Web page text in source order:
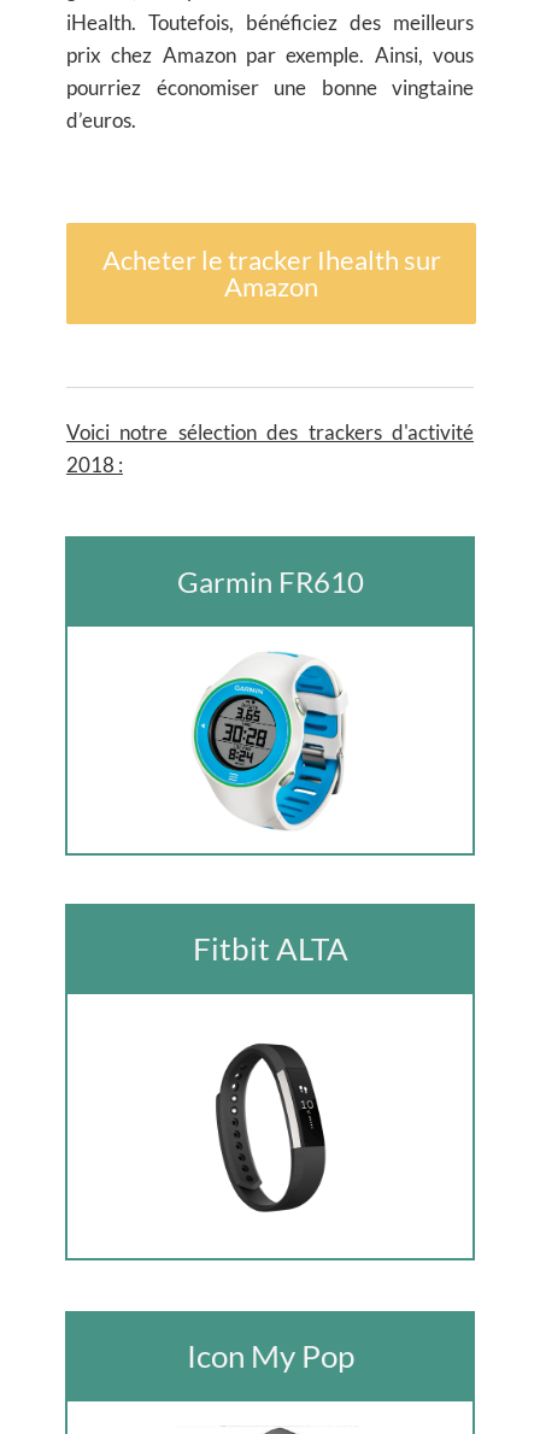
iHealth. Toutefois, bénéficiez des meilleurs
prix chez Amazon par exemple. Ainsi, vous
pourriez économiser une bonne vingtaine
d’euros.
Acheter le tracker Ihealth sur
Amazon
Voici notre sélection des trackers d'activité
2018 :
Garmin FR610
Fitbit A LTA
I con My Pop